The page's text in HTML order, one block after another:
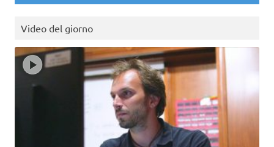
Video del giorno